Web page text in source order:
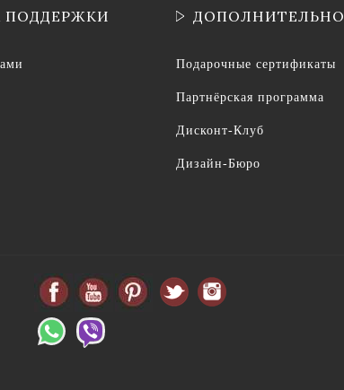
ПОДДЕРЖКИ ДОПОЛНИТЕЛЬНО
Подарочные сертификаты
Партнёрская программа
Дисконт-Клуб
Дизайн-Бюро